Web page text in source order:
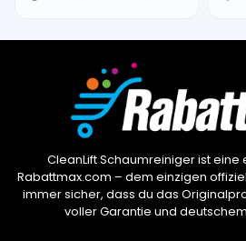
CleanLift Schaumreiniger ist eine
Rabattmax.com – dem einzigen
immer sicher, dass du das
voller Garantie und